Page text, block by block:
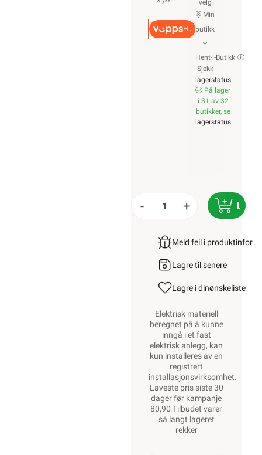
Hurtigkasse
velg
Min
butikk
Hent-i-Butikk
Sjekk
lagerstatus
På lager
i 31 av 32
butikker, se
lagerstatus
- +
Meld feil i
Lagre til senere
Lagre i dinønskeliste
Elektrisk materiell
beregnet på å kunne
inngå i et fast
elektrisk anlegg, kan
kun installeres av en
registrert
installasjonsvirksomhet.
Laveste pris siste 30
dager før kampanje
80,90 Tilbudet varer
så langt lageret
rekker